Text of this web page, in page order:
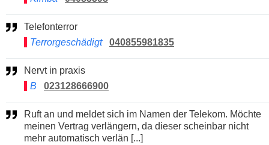
Telefonterror
Terrorgeschädigt
040855981835
Nervt in praxis
B
023128666900
Ruft an und meldet sich im Namen der Telekom. Möchte
meinen Vertrag verlängern, da dieser scheinbar nicht
mehr automatisch verlän [...]